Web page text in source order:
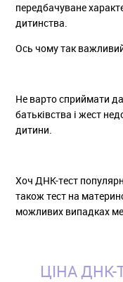
передбачуване
дитинства.
Ось чому так
Не варто сприймати
батьківства і жест
дитини.
Хоч ДНК-тест
також тест на
можливих випадках
ЦІНА ДНК-